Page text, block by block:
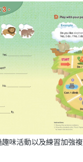
趣味活動以及練習加強